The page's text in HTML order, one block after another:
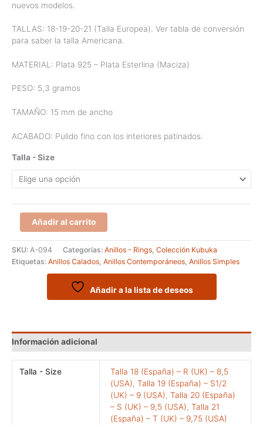
nuevos modelos.
TALLAS: 18-19-20-21 (Talla Europea). Ver tabla de conversión
para saber la talla Americana.
MATERIAL: Plata 925 – Plata Esterlina (Maciza)
PESO: 5,3 gramos
TAMAÑO: 15 mm de ancho
ACABADO: Pulido fino con los interiores patinados.
Talla - Size
robusto
de
la
colección
Añadir al carrito
SKU: A-094 Categorías: Anillos - Rings Colección Kubuka
Etiquetas: Anillos Calados Anillos Contemporáneos Anillos Simples
Añadir a la lista de deseos
Información adicional
Talla - Size
Talla 18 (España) – R (UK) – 8,5
(USA) ,Talla 19 (España) – S1/2
(UK) – 9 (USA) ,Talla 20 (España)
– S (UK) – 9,5 (USA) ,Talla 21
(España) – T (UK) – 9,75 (USA)